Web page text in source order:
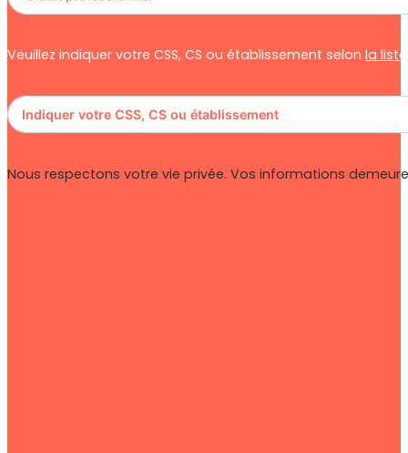
Veuillez indiquer votre CSS, CS ou établissement selon la
Nous respectons votre vie privée. Vos informations